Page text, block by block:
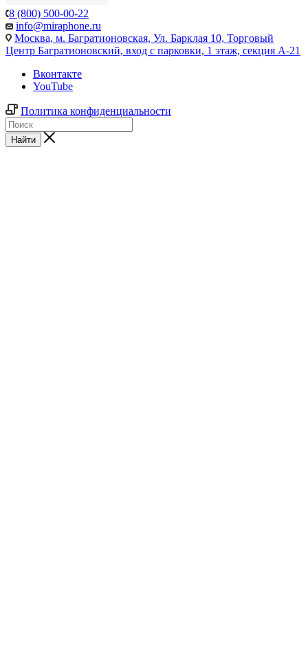
8 (800) 500-00-22
info@miraphone.ru
Москва, м. Багратионовская, Ул. Барклая 10, Торговый
Центр Багратионовский, вход с парковки, 1 этаж, секция А-21
Вконтакте
YouTube
Политика конфиденциальности
Найти